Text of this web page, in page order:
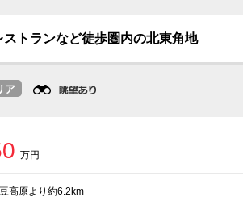
トランなど徒歩圏内の北東角地
ア
万円
高原より約6.2km